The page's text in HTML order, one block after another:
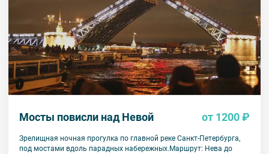
Мосты повисли над Невой от 1200 ₽
Зрелищная ночная прогулка по главной реке Санкт-Петербурга,
под мостами вдоль парадных набережных.Маршрут: Нева до